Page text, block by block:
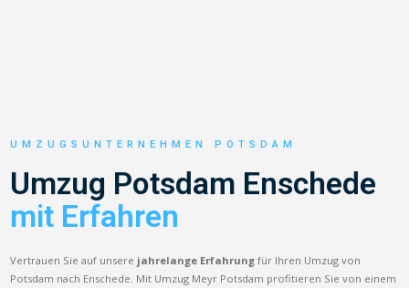
UMZUGSUNTERNEHMEN POTSDAM
Umzug Potsdam Enschede
mit Erfahren
Vertrauen Sie auf unsere jahrelange Erfahrung für Ihren Umzug von
Potsdam nach Enschede. Mit Umzug Meyr Potsdam profitieren Sie von einem